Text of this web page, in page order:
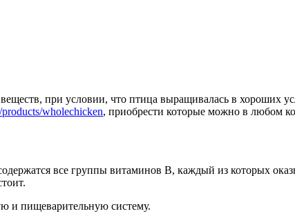
при условии, что птица выращивалась в хороших
wholechicken, приобрести которые можно в любом
все группы витаминов В, каждый из которых
и пищеварительную систему.